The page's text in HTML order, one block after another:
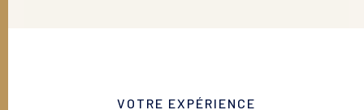
VOTRE EXPÉRIENCE